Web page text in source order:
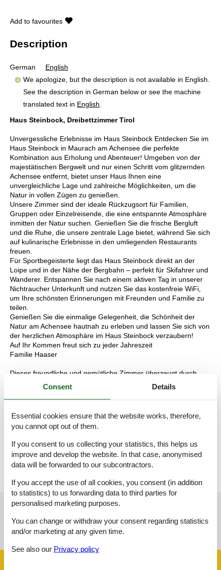
Add to favourites
Description
German
English
We apologize, but the description is not available in English.
See the description in German below or see the machine
translated text in English
Haus Steinbock, Dreibettzimmer Tirol
Unvergessliche Erlebnisse im Haus Steinbock Entdecken Sie im
Haus Steinbock in Maurach am Achensee die perfekte
Kombination aus Erholung und Abenteuer! Umgeben von der
majestätischen Bergwelt und nur einen Schritt vom glitzernden
Achensee entfernt, bietet unser Haus Ihnen eine
unvergleichliche Lage und zahlreiche Möglichkeiten, um die
Natur in vollen Zügen zu genießen.
Unsere Zimmer sind der ideale Rückzugsort für Familien,
Gruppen oder Einzelreisende, die eine entspannte Atmosphäre
inmitten der Natur suchen. Genießen Sie die frische Bergluft
und die Ruhe, die unsere zentrale Lage bietet, während Sie sich
auf kulinarische Erlebnisse in den umliegenden Restaurants
freuen.
Für Sportbegeisterte liegt das Haus Steinbock direkt an der
Loipe und in der Nähe der Bergbahn – perfekt für Skifahrer und
Wanderer. Entspannen Sie nach einem aktiven Tag in unserer
Nichtraucher Unterkunft und nutzen Sie das kostenfreie WiFi,
um Ihre schönsten Erinnerungen mit Freunden und Familie zu
teilen.
Genießen Sie die einmalige Gelegenheit, die Schönheit der
Natur am Achensee hautnah zu erleben und lassen Sie sich von
der herzlichen Atmosphäre im Haus Steinbock verzaubern!
Auf Ihr Kommen freut sich zu jeder Jahreszeit
Familie Haaser
Dieses freundliche und gemütliche Zimmer überzeugt durch
eine warme Holzoptik und eine klare, moderne Eintrichtung. Die
bequemen Betten mit frischer Bettwäsche sorgen für
erholsamen Schlaf. Ein Esstisch mit Sitzgelegenheiten lädt zum
Zur Ausstattung gehören ein Flachbild-TV, ein geräumiger
Kleiderschrank sowie liebevolle Details, die dem Raum eine
gepflegte Holzboden schaffen ein angenehmes
Wohlfühlambiente - ideal für einen entspannten Aufenthalt.
See the course of the sun around the object
Consent Details
Essential cookies ensure that the website works, therefore,
you cannot opt out of them.
If you consent to us collecting your statistics, this helps us
improve and develop the website. In that case, anonymised
data will be forwarded to our subcontractors.
If you accept the use of all cookies, you consent (in addition
to statistics) to us forwarding data to third parties for
personalised marketing purposes.
You can change or withdraw your consent regarding statistics
and/or marketing at any given time.
See also our Privacy policy